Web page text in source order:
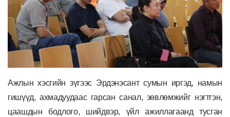
Ажлын хэсгийн зүгээс Эрдэнэсант сумын иргэд, намын
гишүүд, ахмадуудаас гарсан санал, зөвлөмжийг нэгтгэн,
цаашдын бодлого, шийдвэр, үйл ажиллагаанд тусган